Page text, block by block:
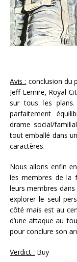
Avis : conclusion du
Jeff Lemire, Royal
sur tous les
parfaitement
drame social/
tout emballé dans
caractères.
Nous allons enfin
les membres de la
leurs membres
explorer le seul
côté mais est au
d’une attaque au
pour conclure son
Verdict : Buy